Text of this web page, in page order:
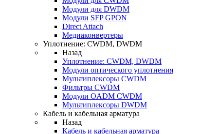
Модули для DWDM
Модули SFP GPON
Direct Attach
Медиаконвертеры
Уплотнение: CWDM, DWDM
Назад
Уплотнение: CWDM, DWDM
Модули оптического уплотнения
Мультиплексоры CWDM
Фильтры CWDM
Модули OADM CWDM
Мультиплексоры DWDM
Кабель и кабельная арматура
Назад
Кабель и кабельная арматура